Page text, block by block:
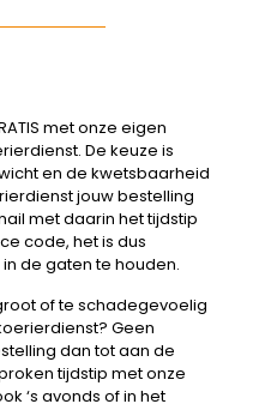
met onze eigen
De keuze is
en de kwetsbaarheid
jouw bestelling
met daarin het tijdstip
code, het is dus
de gaten te houden.
of te schadegevoelig
Geen
dan tot aan de
tijdstip met onze
‘s avonds of in het